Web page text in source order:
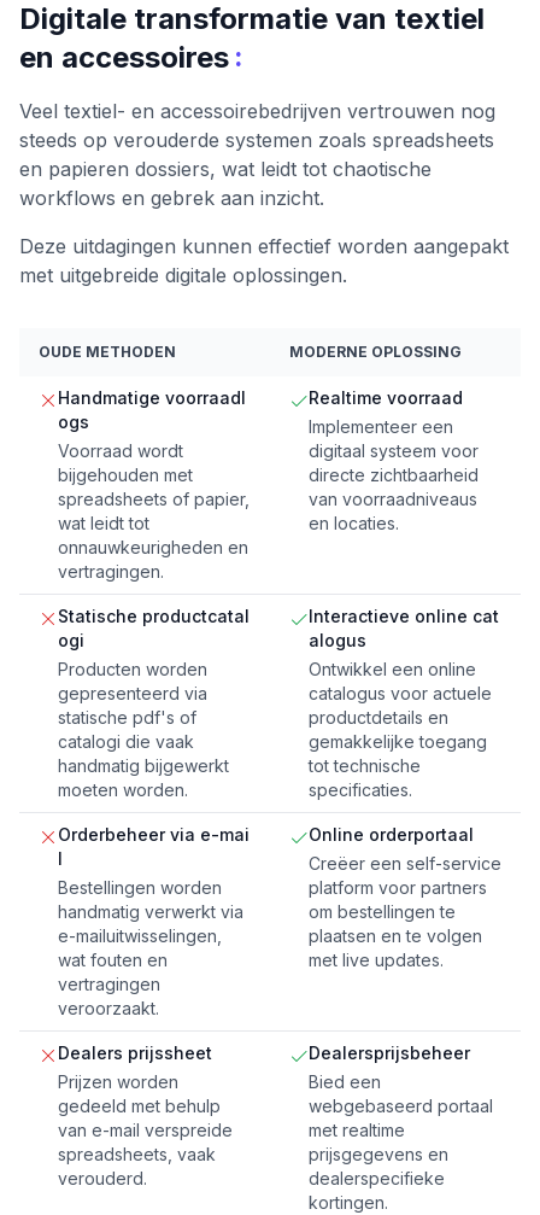
Digitale transformatie van textiel
en accessoires :
Veel textiel- en accessoirebedrijven vertrouwen nog
steeds op verouderde systemen zoals spreadsheets
en papieren dossiers, wat leidt tot chaotische
workflows en gebrek aan inzicht.
Deze uitdagingen kunnen effectief worden aangepakt
met uitgebreide digitale oplossingen.
OUDE METHODEN MODERNE OPLOSSING
Handmatige voorraadl
ogs
Voorraad wordt
bijgehouden met
spreadsheets of papier,
wat leidt tot
onnauwkeurigheden en
vertragingen.
Realtime voorraad
Implementeer een
digitaal systeem voor
directe zichtbaarheid
van voorraadniveaus
en locaties.
Statische productcatal
ogi
Producten worden
gepresenteerd via
statische pdf's of
catalogi die vaak
handmatig bijgewerkt
moeten worden.
Interactieve online cat
alogus
Ontwikkel een online
catalogus voor actuele
productdetails en
gemakkelijke toegang
tot technische
specificaties.
Orderbeheer via e-mai
l
Bestellingen worden
handmatig verwerkt via
e-mailuitwisselingen,
wat fouten en
vertragingen
veroorzaakt.
Online orderportaal
Creëer een self-service
platform voor partners
om bestellingen te
plaatsen en te volgen
met live updates.
Dealers prijssheet
Prijzen worden
gedeeld met behulp
van e-mail verspreide
spreadsheets, vaak
verouderd.
Dealersprijsbeheer
Bied een
webgebaseerd portaal
met realtime
prijsgegevens en
dealerspecifieke
kortingen.